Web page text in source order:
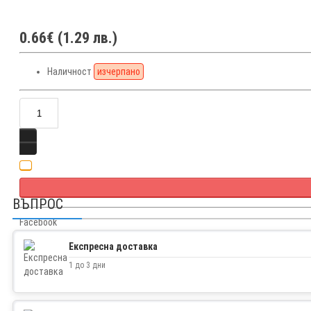
0.66€ (1.29 лв.)
Наличност изчерпано
Facebook
ВЪПРОС
Експресна доставка
1 до 3 дни